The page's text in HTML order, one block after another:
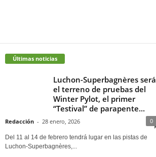
Últimas noticias
Luchon-Superbagnères será
el terreno de pruebas del
Winter Pylot, el primer
“Testival” de parapente...
Redacción - 28 enero, 2026 0
Del 11 al 14 de febrero tendrá lugar en las pistas de
Luchon-Superbagnères,...